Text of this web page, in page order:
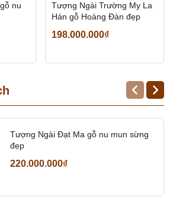
nu
Tượng Ngài Trường My La
Hán gỗ Hoàng Đàn đẹp
198.000.000₫
Tượng Ngài Đạt Ma gỗ nu mun sừng
đẹp
220.000.000₫